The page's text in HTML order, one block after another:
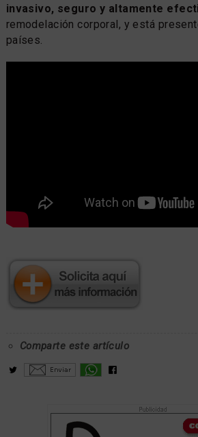
invasivo, seguro y altamente
remodelación corporal, y está
países.
Comparte este artículo